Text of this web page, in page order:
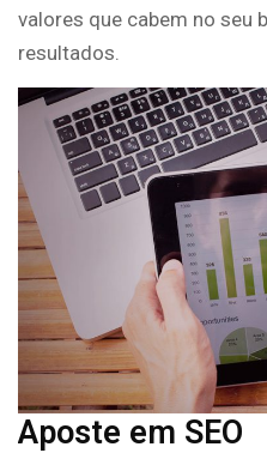
valores que cabem no seu
resultados.
Aposte em SEO